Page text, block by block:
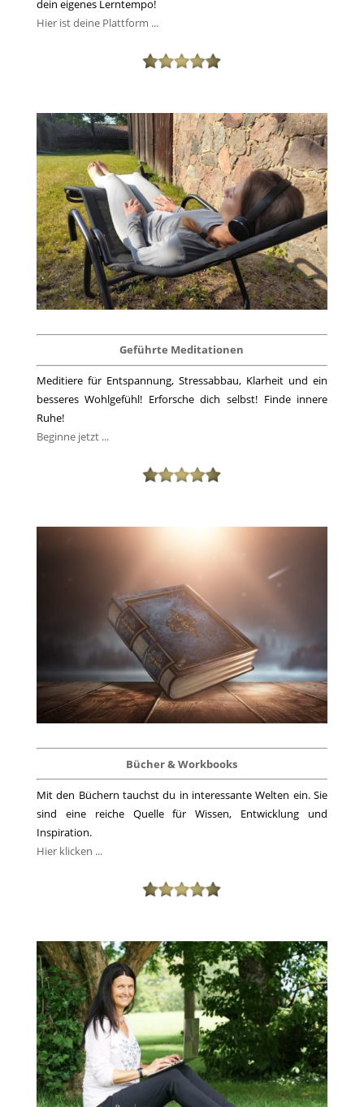
dein eigenes Lerntempo!
Hier ist deine Plattform ...
Geführte Meditationen
Meditiere für Entspannung, Stressabbau, Klarheit und ein
besseres Wohlgefühl! Erforsche dich selbst! Finde innere
Ruhe!
Beginne jetzt ...
Bücher & Workbooks
Mit den Büchern tauchst du in interessante Welten ein. Sie
sind eine reiche Quelle für Wissen, Entwicklung und
Inspiration.
Hier klicken ...